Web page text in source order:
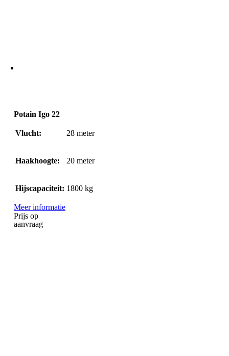
Potain Igo 22
Vlucht: 28meter
Haakhoogte: 20meter
Hijscapaciteit: 1800kg
Meer informatie
Prijs op
aanvraag